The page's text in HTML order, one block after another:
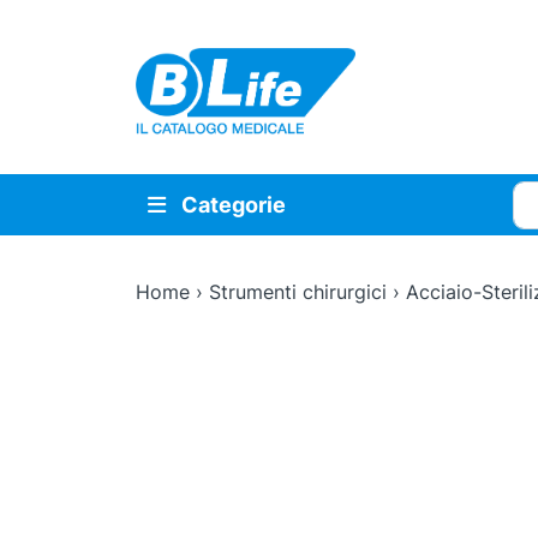
Vai al contenuto principale
Categorie
Home› Strumenti chirurgici › Acciaio-